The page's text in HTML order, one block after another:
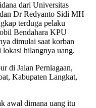
dari Universitas
Dr Redyanto Sidi MH
terduga pelaku
Bendahara KPU
dimulai saat korban
lokasi hilangnya uang.
di Jalan Perniagaan,
Kabupaten Langkat,
awal dimana uang itu